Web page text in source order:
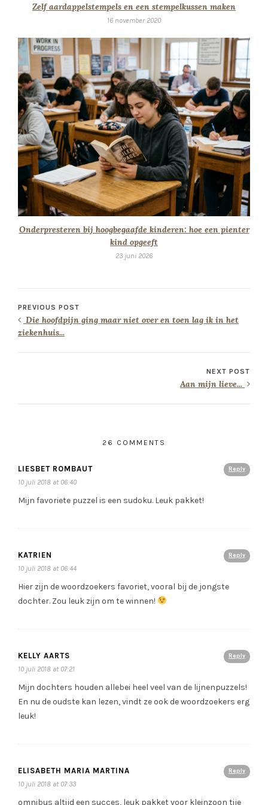
Zelf aardappelstempels en een stempelkussen maken
16 november 2020
Onderpresteren bij hoogbegaafde kinderen: hoe een pienter
kind opgeeft
23 juni 2026
PREVIOUS POST
Die hoofdpijn ging maar niet over en toen lag ik in het
ziekenhuis...
NEXT POST
Aan mijn lieve...
26 COMMENTS
Reply
LIESBET ROMBAUT
10 juli 2018 at 06:40
Mijn favoriete puzzel is een sudoku. Leuk pakket!
Reply
KATRIEN
10 juli 2018 at 06:44
Hier zijn de woordzoekers favoriet, vooral bij de jongste
dochter. Zou leuk zijn om te winnen!
Reply
KELLY AARTS
10 juli 2018 at 07:21
Mijn dochters houden allebei heel veel van de lijnenpuzzels!
En nu de oudste kan lezen, vindt ze ook de woordzoekers erg
leuk!
Reply
ELISABETH MARIA MARTINA
10 juli 2018 at 07:33
omnibus altijd een succes, leuk pakket voor kleinzoon tije